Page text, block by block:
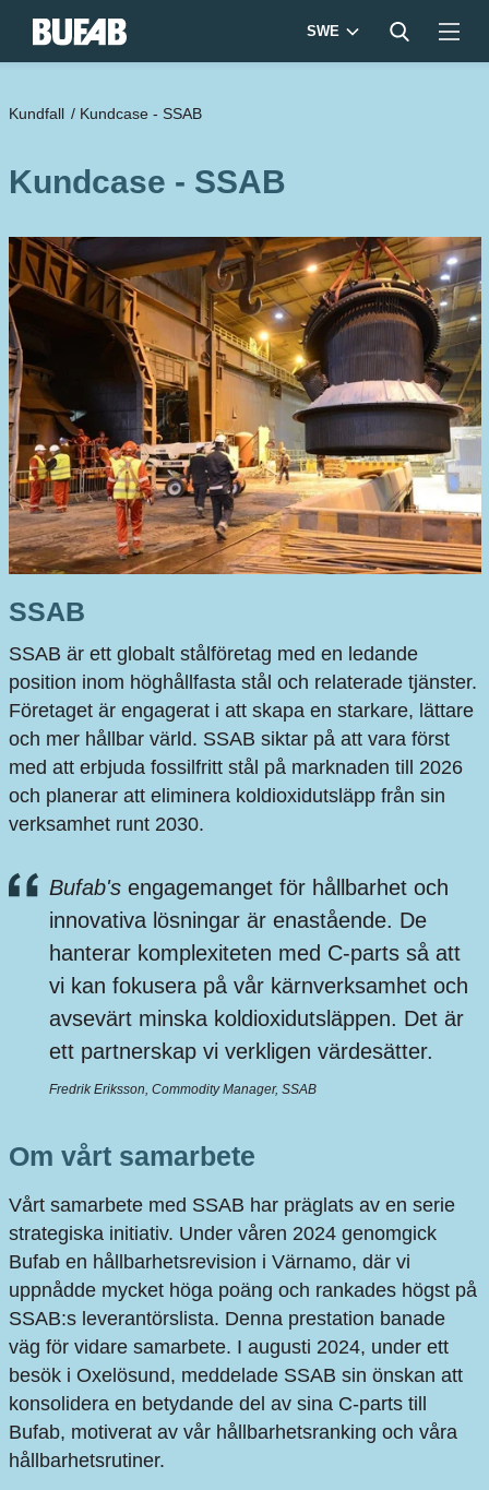
SWE
Kundfall / Kundcase - SSAB
Kundcase - SSAB
SSAB
SSAB är ett globalt stålföretag med en ledande
position inom höghållfasta stål och relaterade tjänster.
Företaget är engagerat i att skapa en starkare, lättare
och mer hållbar värld. SSAB siktar på att vara först
med att erbjuda fossilfritt stål på marknaden till 2026
och planerar att eliminera koldioxidutsläpp från sin
verksamhet runt 2030.
Bufab's engagemanget för hållbarhet och
innovativa lösningar är enastående. De
hanterar komplexiteten med C-parts så att
vi kan fokusera på vår kärnverksamhet och
avsevärt minska koldioxidutsläppen. Det är
ett partnerskap vi verkligen värdesätter.
Fredrik Eriksson, Commodity Manager, SSAB
Om vårt samarbete
Vårt samarbete med SSAB har präglats av en serie
strategiska initiativ. Under våren 2024 genomgick
Bufab en hållbarhetsrevision i Värnamo, där vi
uppnådde mycket höga poäng och rankades högst på
SSAB:s leverantörslista. Denna prestation banade
väg för vidare samarbete. I augusti 2024, under ett
besök i Oxelösund, meddelade SSAB sin önskan att
konsolidera en betydande del av sina C-parts till
Bufab, motiverat av vår hållbarhetsranking och våra
hållbarhetsrutiner.